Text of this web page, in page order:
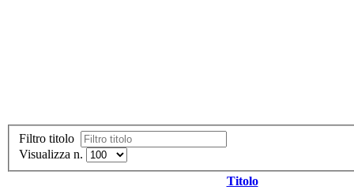
Filtro titolo
Visualizza n.
Titolo